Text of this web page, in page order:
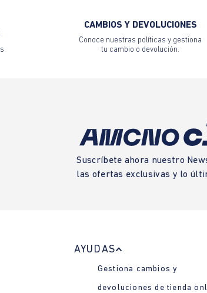
CAMBIOS Y DEVOLUCIONES
Conoce nuestras políticas y gestiona
tu cambio o devolución.
Suscríbete ahora nuestro
las ofertas exclusivas y lo
AYUDAS
Gestiona cambios y
devoluciones de tienda